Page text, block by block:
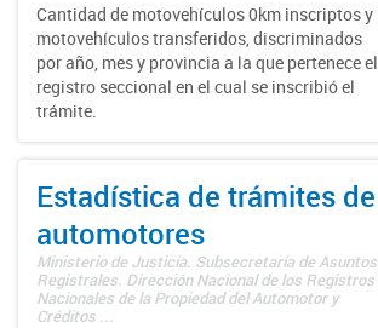
Cantidad de motovehículos 0km inscriptos y
motovehículos transferidos, discriminados
por año, mes y provincia a la que pertenece el
registro seccional en el cual se inscribió el
trámite.
Estadística de trámites de
automotores
Ministerio de Justicia. Subsecretaría de Asuntos
Registrales. Dirección Nacional de los Registros
Nacionales de la Propiedad del Automotor y
Créditos ...